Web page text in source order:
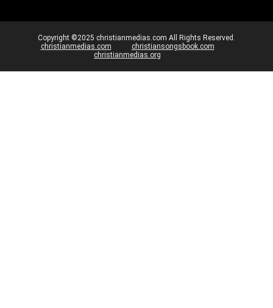
Copyright ©2025 christianmedias.com All Rights Reserved.
christianmedias.com
christiansongsbook.com
christianmedias.org